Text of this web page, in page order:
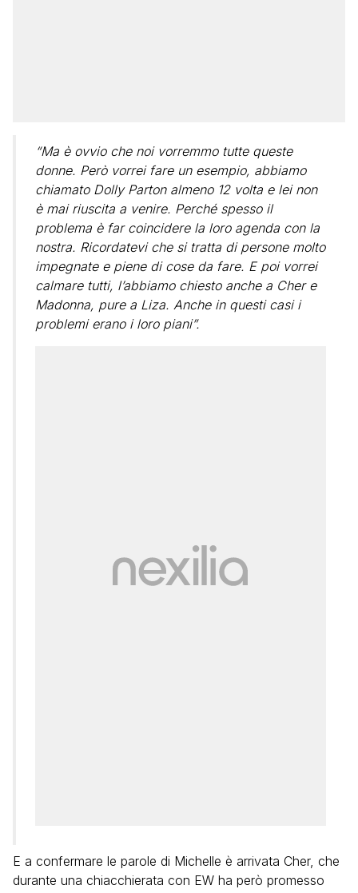
“Ma è ovvio che noi vorremmo tutte queste
donne. Però vorrei fare un esempio, abbiamo
chiamato Dolly Parton almeno 12 volta e lei non
è mai riuscita a venire. Perché spesso il
problema è far coincidere la loro agenda con la
nostra. Ricordatevi che si tratta di persone molto
impegnate e piene di cose da fare. E poi vorrei
calmare tutti, l’abbiamo chiesto anche a Cher e
Madonna, pure a Liza. Anche in questi casi i
problemi erano i loro piani”.
E a confermare le parole di Michelle è arrivata Cher, che
durante una chiacchierata con EW ha però promesso